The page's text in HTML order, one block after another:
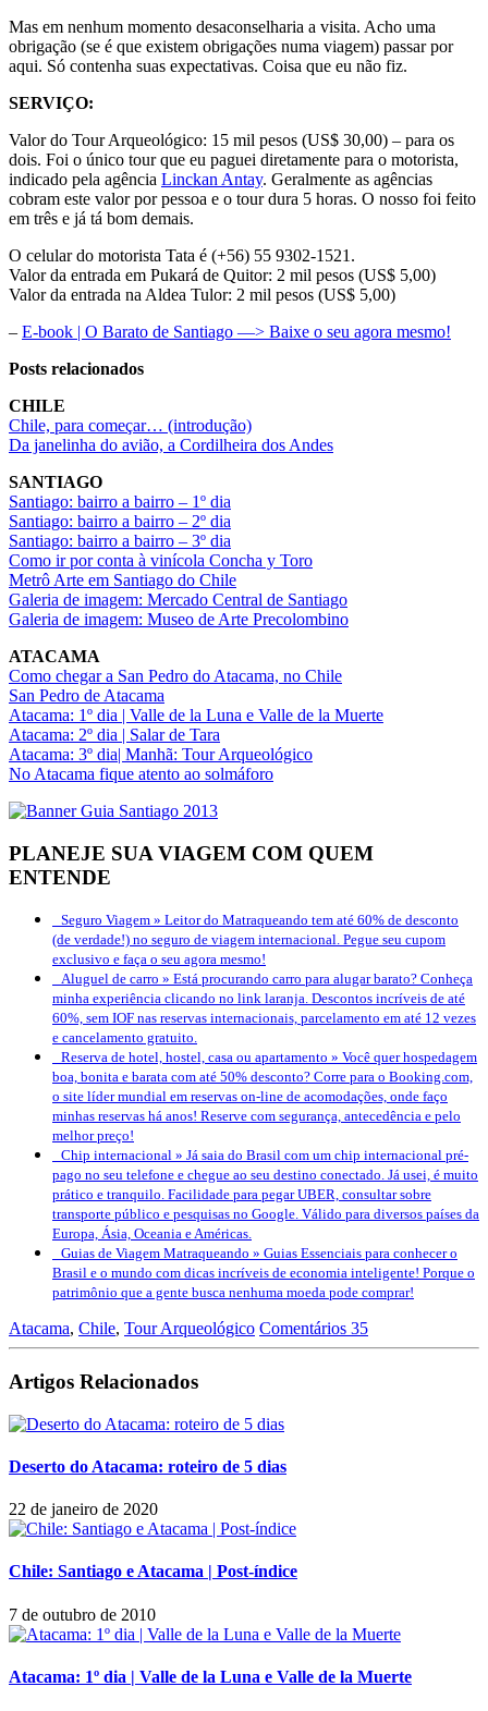
Mas em nenhum momento desaconselharia a visita. Acho uma
obrigação (se é que existem obrigações numa viagem) passar por
aqui. Só contenha suas expectativas. Coisa que eu não fiz.
SERVIÇO:
Valor do Tour Arqueológico: 15 mil pesos (US$ 30,00) – para os
dois. Foi o único tour que eu paguei diretamente para o motorista,
indicado pela agência Linckan Antay. Geralmente as agências
cobram este valor por pessoa e o tour dura 5 horas. O nosso foi feito
em três e já tá bom demais.
O celular do motorista Tata é (+56) 55 9302-1521.
Valor da entrada em Pukará de Quitor: 2 mil pesos (US$ 5,00)
Valor da entrada na Aldea Tulor: 2 mil pesos (US$ 5,00)
– E-book | O Barato de Santiago —> Baixe o seu agora mesmo!
Posts relacionados
CHILE
Chile, para começar… (introdução)
Da janelinha do avião, a Cordilheira dos Andes
SANTIAGO
Santiago: bairro a bairro – 1º dia
Santiago: bairro a bairro – 2º dia
Santiago: bairro a bairro – 3º dia
Como ir por conta à vinícola Concha y Toro
Metrô Arte em Santiago do Chile
Galeria de imagem: Mercado Central de Santiago
Galeria de imagem: Museo de Arte Precolombino
ATACAMA
Como chegar a San Pedro do Atacama, no Chile
San Pedro de Atacama
Atacama: 1º dia | Valle de la Luna e Valle de la Muerte
Atacama: 2º dia | Salar de Tara
Atacama: 3º dia| Manhã: Tour Arqueológico
No Atacama fique atento ao solmáforo
PLANEJE SUA VIAGEM COM QUEM
ENTENDE
Seguro Viagem » Leitor do Matraqueando tem até 60% de desconto
(de verdade!) no seguro de viagem internacional. Pegue seu cupom
exclusivo e faça o seu agora mesmo!
Aluguel de carro » Está procurando carro para alugar barato? Conheça
minha experiência clicando no link laranja. Descontos incríveis de até
60%, sem IOF nas reservas internacionais, parcelamento em até 12 vezes
e cancelamento gratuito.
Reserva de hotel, hostel, casa ou apartamento » Você quer hospedagem
boa, bonita e barata com até 50% desconto? Corre para o Booking.com,
o site líder mundial em reservas on-line de acomodações, onde faço
minhas reservas há anos! Reserve com segurança, antecedência e pelo
melhor preço!
Chip internacional » Já saia do Brasil com um chip internacional pré-
pago no seu telefone e chegue ao seu destino conectado. Já usei, é muito
prático e tranquilo. Facilidade para pegar UBER, consultar sobre
transporte público e pesquisas no Google. Válido para diversos países da
Europa, Ásia, Oceania e Américas.
Guias de Viagem Matraqueando » Guias Essenciais para conhecer o
Brasil e o mundo com dicas incríveis de economia inteligente! Porque o
patrimônio que a gente busca nenhuma moeda pode comprar!
Atacama, Chile, Tour Arqueológico Comentários 35
Artigos Relacionados
Deserto do Atacama: roteiro de 5 dias
22 de janeiro de 2020
Chile: Santiago e Atacama | Post-índice
7 de outubro de 2010
Atacama: 1º dia | Valle de la Luna e Valle de la Muerte